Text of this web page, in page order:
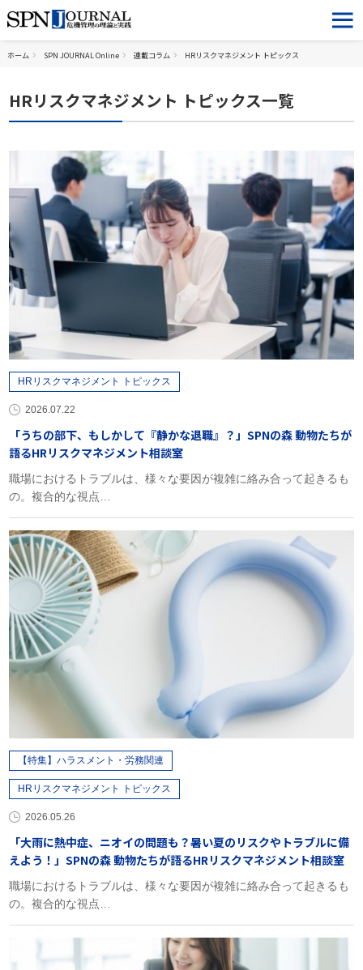
ホーム SPN JOURNAL Online 連載コラム HRリスクマネジメント トピックス
HRリスクマネジメント トピックス一覧
HRリスクマネジメント トピックス
2026.07.22
「うちの部下、もしかして『静かな退職』？」SPNの森 動物たちが
語るHRリスクマネジメント相談室
職場におけるトラブルは、様々な要因が複雑に絡み合って起きるも
の。複合的な視点…
【特集】ハラスメント・労務関連
HRリスクマネジメント トピックス
2026.05.26
「大雨に熱中症、ニオイの問題も？暑い夏のリスクやトラブルに備
えよう！」SPNの森 動物たちが語るHRリスクマネジメント相談室
職場におけるトラブルは、様々な要因が複雑に絡み合って起きるも
の。複合的な視点…